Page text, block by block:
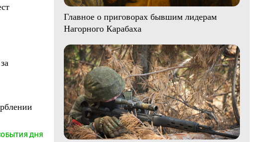
ДНЯ
Главное о приговорах бывшим лидерам
Нагорного Карабаха